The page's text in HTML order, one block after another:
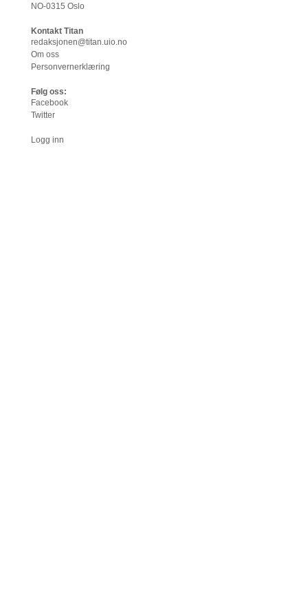
NO-0315 Oslo
Kontakt Titan
redaksjonen@titan.uio.no
Om oss
Personvernerklæring
Følg oss:
Facebook
Twitter
Logg inn